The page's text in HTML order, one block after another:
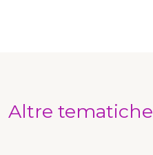
Altre tematiche